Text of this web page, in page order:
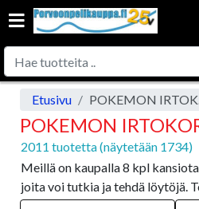
Etusivu
POKEMON
2011 tuotetta (näytetään 1734)
Meillä on kaupalla 8 kpl
joita voi tutkia ja tehdä löytöjä.